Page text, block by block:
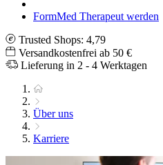
FormMed Therapeut werden
Trusted Shops: 4,79
Versandkostenfrei ab 50 €
Lieferung in 2 - 4 Werktagen
Über uns
Karriere